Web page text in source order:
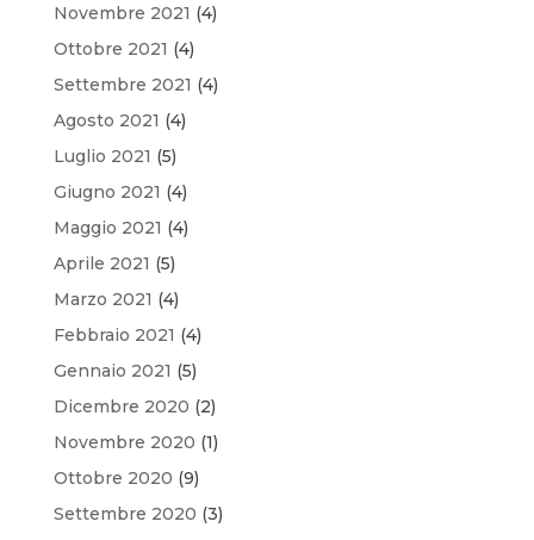
Novembre 2021 (4)
Ottobre 2021 (4)
Settembre 2021 (4)
Agosto 2021 (4)
Luglio 2021 (5)
Giugno 2021 (4)
Maggio 2021 (4)
Aprile 2021 (5)
Marzo 2021 (4)
Febbraio 2021 (4)
Gennaio 2021 (5)
Dicembre 2020 (2)
Novembre 2020 (1)
Ottobre 2020 (9)
Settembre 2020 (3)